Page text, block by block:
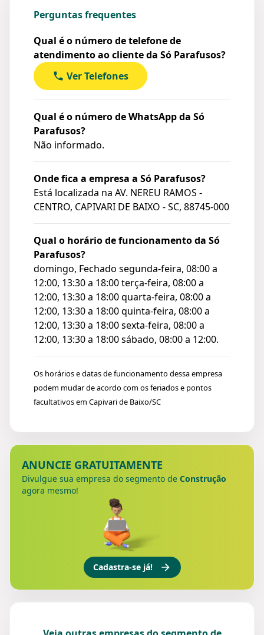
Perguntas frequentes
Qual é o número de telefone de
atendimento ao cliente da Só Parafusos?
Ver Telefones
Qual é o número de WhatsApp da Só
Parafusos?
Não informado.
Onde fica a empresa a Só Parafusos?
Está localizada na AV. NEREU RAMOS -
CENTRO, CAPIVARI DE BAIXO - SC, 88745-000
Qual o horário de funcionamento da Só
Parafusos?
domingo, Fechado segunda-feira, 08:00 a
12:00, 13:30 a 18:00 terça-feira, 08:00 a
12:00, 13:30 a 18:00 quarta-feira, 08:00 a
12:00, 13:30 a 18:00 quinta-feira, 08:00 a
12:00, 13:30 a 18:00 sexta-feira, 08:00 a
12:00, 13:30 a 18:00 sábado, 08:00 a 12:00.
Os horários e datas de funcionamento dessa empresa
podem mudar de acordo com os feriados e pontos
facultativos em Capivari de Baixo/SC
ANUNCIE GRATUITAMENTE
Divulgue sua empresa do segmento de Construção
agora mesmo!
Cadastra-se já!